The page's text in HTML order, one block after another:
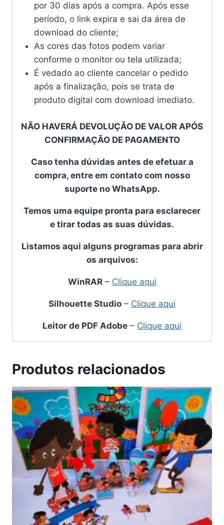
por 30 dias após a compra. Após esse
período, o link expira e sai da área de
download do cliente;
As cores das fotos podem variar
conforme o monitor ou tela utilizada;
É vedado ao cliente cancelar o pedido
após a finalização, pois se trata de
produto digital com download imediato.
NÃO HAVERÁ DEVOLUÇÃO DE VALOR APÓS
CONFIRMAÇÃO DE PAGAMENTO
Caso tenha dúvidas antes de efetuar a
compra, entre em contato com nosso
suporte no WhatsApp.
Temos uma equipe pronta para esclarecer
e tirar todas as suas dúvidas.
Listamos aqui alguns programas para abrir
os arquivos:
WinRAR– Clique aqui
Silhouette Studio – Clique aqui
Leitor de PDF Adobe – Clique aqui
Produtos relacionados